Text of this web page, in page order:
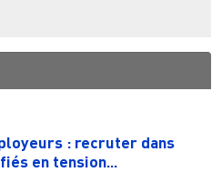
: recruter dans
en tension...